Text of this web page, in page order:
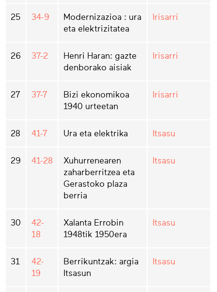
25 34-9
Modernizazioa : ura
eta elektrizitatea
Irisarri
26 37-2
Henri Haran: gazte
denborako aisiak
Irisarri
27 37-7
Bizi ekonomikoa
1940 urteetan
Irisarri
28 41-7 Ura eta elektrika Itsasu
29 41-28
Xuhurrenearen
zaharberritzea eta
Gerastoko plaza
berria
Itsasu
30
42-
18
Xalanta Errobin
1948tik 1950era
Itsasu
31
42-
19
Berrikuntzak: argia
Itsasun
Itsasu